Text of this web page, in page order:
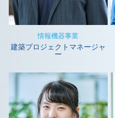
情報機器事業
建築プロジェクトマネージャ
ー